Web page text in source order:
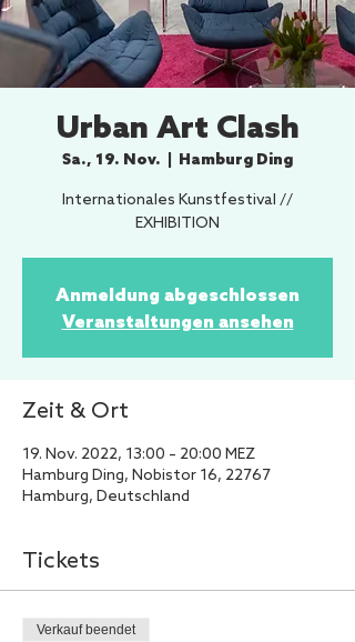
Urban Art Clash
Sa., 19. Nov. Hamburg Ding
Internationales Kunstfestival //
EXHIBITION
Anmeldung abgeschlossen
Veranstaltungen ansehen
Zeit & Ort
19. Nov. 2022, 13:00 – 20:00 MEZ
Hamburg Ding, Nobistor 16, 22767
Hamburg, Deutschland
Tickets
Verkauf beendet